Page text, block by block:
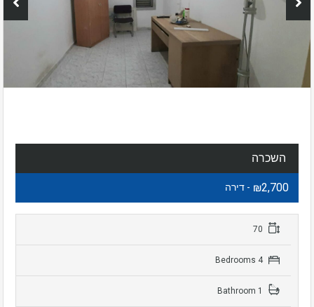
השכרה
₪2,700 - דירה
4 Bedrooms